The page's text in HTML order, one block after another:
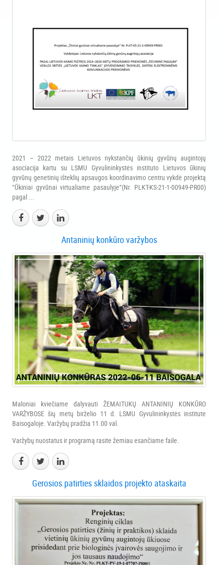
2021 – 2022 metais Lietuvos nykstančių ūkinių gyvūnų augintojų
asociacija kartu su LSMU Gyvulininkystės instituto Lietuvos ūkinių
gyvūnų genetinių išteklių apsaugos koordinavimo centru vykdė projektą
“Ūkiniai gyvūnai virtualiame pasaulyje”(Nr. PLKT-KS-21-1-00949-PR00)
pagal ...
Antaninių konkūro varžybos
Maloniai kviečiame dalyvauti ŽEMAITUKŲ ANTANINIŲ KONKŪRO
VARŽYBOSE šių metų birželio 11 d. LSMU Gyvulininkystės institute
Baisogaloje. Varžybų pradžia 11.00 val.
Varžybų nuostatus ir programą rasite žemiau esančiame faile.
Gerosios patirties sklaidos projekto ataskaita